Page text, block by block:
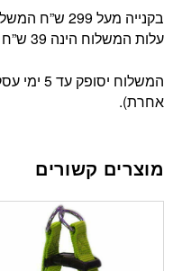
בקנייה מעל
עלות המשלוח הינה 39 ש”ח
המשלוח
אחרת).
מוצרים קשורים